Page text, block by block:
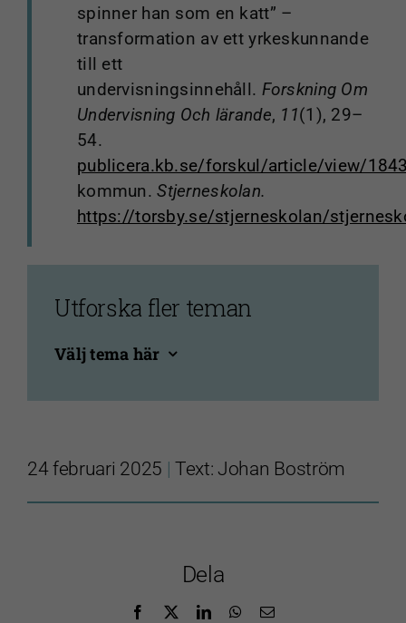
spinner han som en katt” –
transformation av ett yrkeskunnande
till ett
undervisningsinnehåll. Forskning Om
Undervisning Och lärande, 11(1), 29–
54.
publicera.kb.se/forskul/article/view/
kommun.Stjerneskolan.
https://torsby.se/stjerneskolan/
Utforska fler teman
Välj tema här
24 februari 2025 |Text: Johan Boström
Dela
Facebook
X LinkedInWhatsApp
E-